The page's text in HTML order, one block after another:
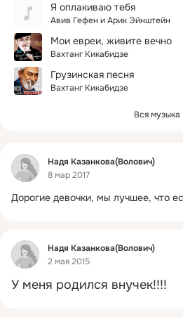
Я оплакиваю тебя
Авив Гефен и Арик Эйнштейн
Мои евреи, живите вечно
Вахтанг Кикабидзе
Грузинская песня
Вахтанг Кикабидзе
Вся музыка
Фид
Надя Казанкова(Волович)
8 мар 2017
Дорогие девочки, мы лучшее, что
Фид
Надя Казанкова(Волович)
2 мая 2015
У меня родился внучек!!!!